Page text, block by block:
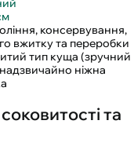
консервування,
вжитку та переробки
тип куща (зручний
надзвичайно ніжна
та